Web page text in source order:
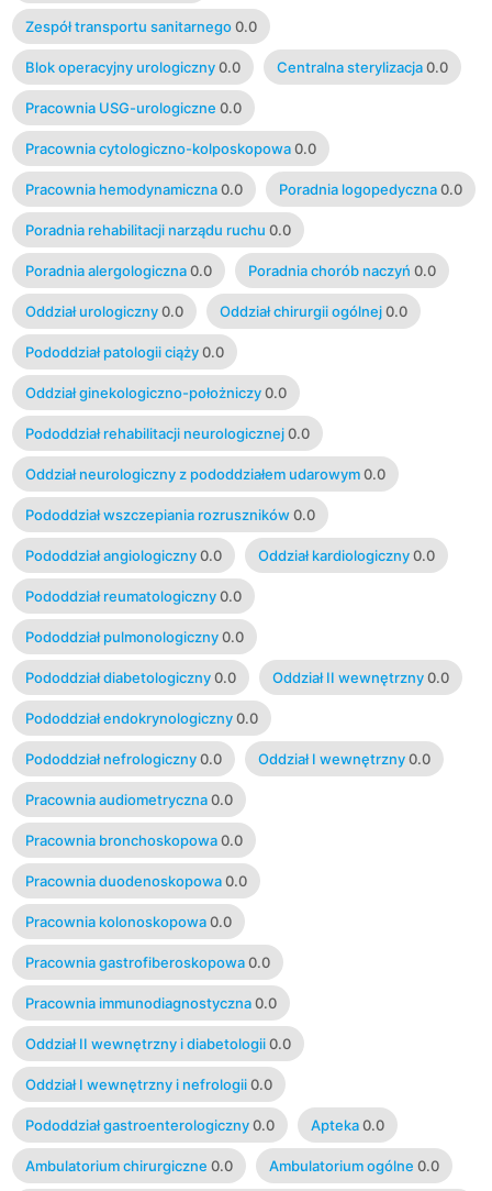
Zespół transportu sanitarnego 0.0
Blok operacyjny urologiczny 0.0 Centralna sterylizacja 0.0
Pracownia USG-urologiczne 0.0
Pracownia cytologiczno-kolposkopowa 0.0
Pracownia hemodynamiczna 0.0 Poradnia logopedyczna 0.0
Poradnia rehabilitacji narządu ruchu 0.0
Poradnia alergologiczna 0.0 Poradnia chorób naczyń 0.0
Oddział urologiczny 0.0 Oddział chirurgii ogólnej 0.0
Pododdział patologii ciąży 0.0
Oddział ginekologiczno-położniczy 0.0
Pododdział rehabilitacji neurologicznej 0.0
Oddział neurologiczny z pododdziałem udarowym 0.0
Pododdział wszczepiania rozruszników 0.0
Pododdział angiologiczny 0.0 Oddział kardiologiczny 0.0
Pododdział reumatologiczny 0.0
Pododdział pulmonologiczny 0.0
Pododdział diabetologiczny 0.0 Oddział II wewnętrzny 0.0
Pododdział endokrynologiczny 0.0
Pododdział nefrologiczny 0.0 Oddział I wewnętrzny 0.0
Pracownia audiometryczna 0.0
Pracownia bronchoskopowa 0.0
Pracownia duodenoskopowa 0.0
Pracownia kolonoskopowa 0.0
Pracownia gastrofiberoskopowa 0.0
Pracownia immunodiagnostyczna 0.0
Oddział II wewnętrzny i diabetologii 0.0
Oddział I wewnętrzny i nefrologii 0.0
Pododdział gastroenterologiczny 0.0 Apteka 0.0
Ambulatorium chirurgiczne 0.0 Ambulatorium ogólne 0.0